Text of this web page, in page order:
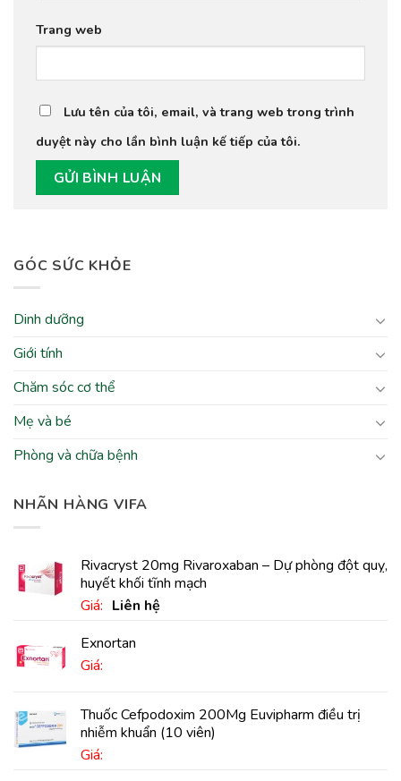
GÓC SỨC KHỎE
Dinh dưỡng
Giới tính
Chăm sóc cơ thể
Mẹ và bé
Phòng và chữa bệnh
NHÃN HÀNG VIFA
Rivacryst 20mg Rivaroxaban – Dự phòng đột quỵ,
huyết khối tĩnh mạch
Giá: Liên hệ
Exnortan
Giá:
Thuốc Cefpodoxim 200Mg Euvipharm điều trị
nhiễm khuẩn (10 viên)
Giá:
Trang web
Lưu tên của tôi, email, và trang web trong trình
duyệt này cho lần bình luận kế tiếp của tôi.